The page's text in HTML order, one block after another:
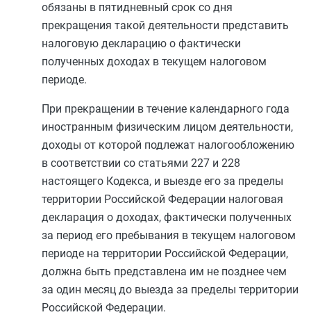
обязаны в пятидневный срок со дня
прекращения такой деятельности представить
налоговую декларацию о фактически
полученных доходах в текущем налоговом
периоде.
При прекращении в течение календарного года
иностранным физическим лицом деятельности,
доходы от которой подлежат налогообложению
в соответствии со статьями 227 и 228
настоящего Кодекса, и выезде его за пределы
территории Российской Федерации налоговая
декларация о доходах, фактически полученных
за период его пребывания в текущем налоговом
периоде на территории Российской Федерации,
должна быть представлена им не позднее чем
за один месяц до выезда за пределы территории
Российской Федерации.